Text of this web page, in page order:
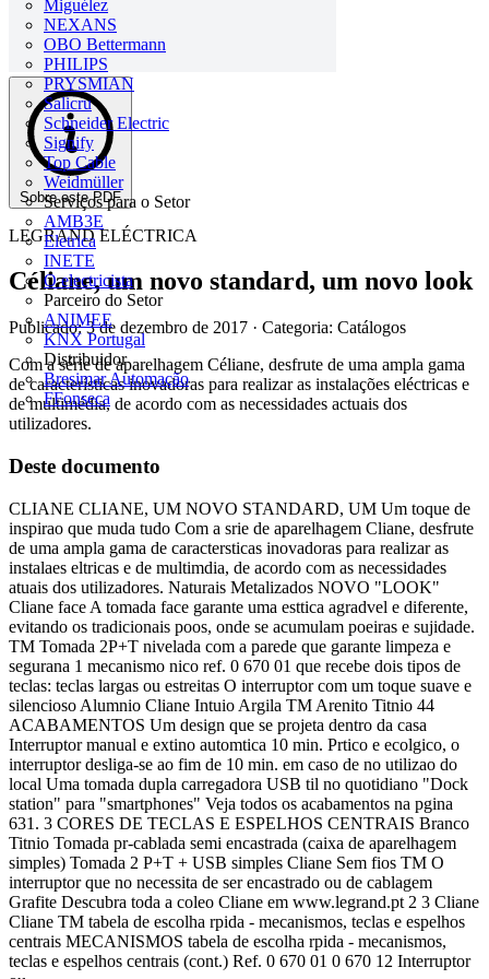
Miguélez
NEXANS
OBO Bettermann
PHILIPS
PRYSMIAN
Salicru
Schneider Electric
Signify
Top Cable
Weidmüller
Serviços para o Setor
AMB3E
Eletrica
INETE
O electricista
Parceiro do Setor
ANIMEE
KNX Portugal
Distribuidor
Bresimar Automação
FFonseca
Sobre este PDF
LEGRAND ELÉCTRICA
Céliane, um novo standard, um novo look
Publicado: 3 de dezembro de 2017 · Categoria: Catálogos
Com a série de aparelhagem Céliane, desfrute de uma ampla gama
de características inovadoras para realizar as instalações eléctricas e
de multimédia, de acordo com as necessidades actuais dos
utilizadores.
Deste documento
CLIANE CLIANE, UM NOVO STANDARD, UM Um toque de
inspirao que muda tudo Com a srie de aparelhagem Cliane, desfrute
de uma ampla gama de caractersticas inovadoras para realizar as
instalaes eltricas e de multimdia, de acordo com as necessidades
atuais dos utilizadores. Naturais Metalizados NOVO "LOOK"
Cliane face A tomada face garante uma esttica agradvel e diferente,
evitando os tradicionais poos, onde se acumulam poeiras e sujidade.
TM Tomada 2P+T nivelada com a parede que garante limpeza e
segurana 1 mecanismo nico ref. 0 670 01 que recebe dois tipos de
teclas: teclas largas ou estreitas O interruptor com um toque suave e
silencioso Alumnio Cliane Intuio Argila TM Arenito Titnio 44
ACABAMENTOS Um design que se projeta dentro da casa
Interruptor manual e extino automtica 10 min. Prtico e ecolgico, o
interruptor desliga-se ao fim de 10 min. em caso de no utilizao do
local Uma tomada dupla carregadora USB til no quotidiano "Dock
station" para "smartphones" Veja todos os acabamentos na pgina
631. 3 CORES DE TECLAS E ESPELHOS CENTRAIS Branco
Titnio Tomada pr-cablada semi encastrada (caixa de aparelhagem
simples) Tomada 2 P+T + USB simples Cliane Sem fios TM O
interruptor que no necessita de ser encastrado ou de cablagem
Grafite Descubra toda a coleo Cliane em www.legrand.pt 2 3 Cliane
Cliane TM tabela de escolha rpida - mecanismos, teclas e espelhos
centrais MECANISMOS tabela de escolha rpida - mecanismos,
teclas e espelhos centrais (cont.) Ref. 0 670 01 0 670 12 Interruptor